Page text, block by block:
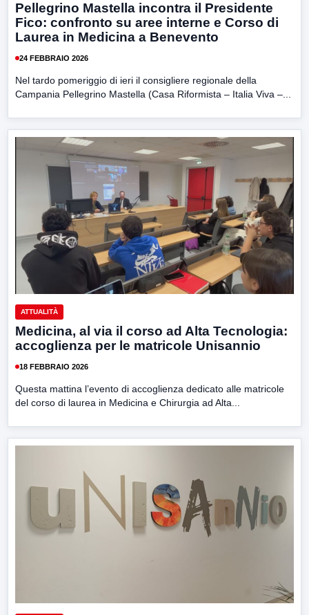
Pellegrino Mastella incontra il Presidente
Fico: confronto su aree interne e Corso di
Laurea in Medicina a Benevento
24 FEBBRAIO 2026
Nel tardo pomeriggio di ieri il consigliere regionale della
Campania Pellegrino Mastella (Casa Riformista – Italia Viva –...
ATTUALITÀ
Medicina, al via il corso ad Alta Tecnologia:
accoglienza per le matricole Unisannio
18 FEBBRAIO 2026
Questa mattina l’evento di accoglienza dedicato alle matricole
del corso di laurea in Medicina e Chirurgia ad Alta...